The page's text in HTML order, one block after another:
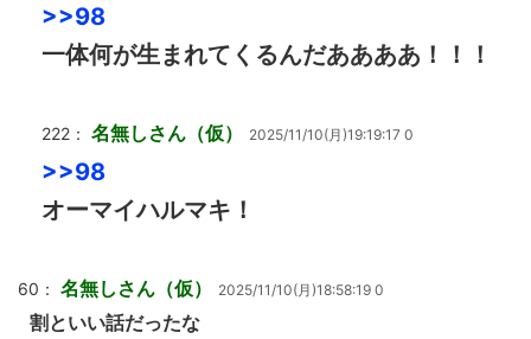
>>98
一体何が生まれてくるんだああああ！！！
222： 名無しさん（仮） 2025/11/10(月)19:19:17 0
>>98
オーマイハルマキ！
60： 名無しさん（仮） 2025/11/10(月)18:58:19 0
割といい話だったな